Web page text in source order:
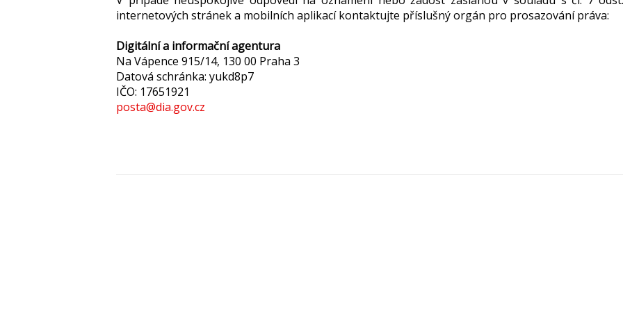
internetových stránek a mobilních aplikací kontaktujte příslušný orgán pro prosazování práva:
Digitální a informační agentura
Na Vápence 915/14, 130 00 Praha 3
Datová schránka: yukd8p7
IČO: 17651921
posta@dia.gov.cz